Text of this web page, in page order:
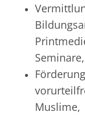
Muslime,